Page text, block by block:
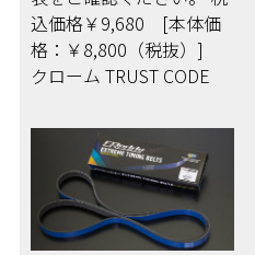
込価格￥9,680 [本体価
格：￥8,800（税抜）]
クローム TRUST CODE